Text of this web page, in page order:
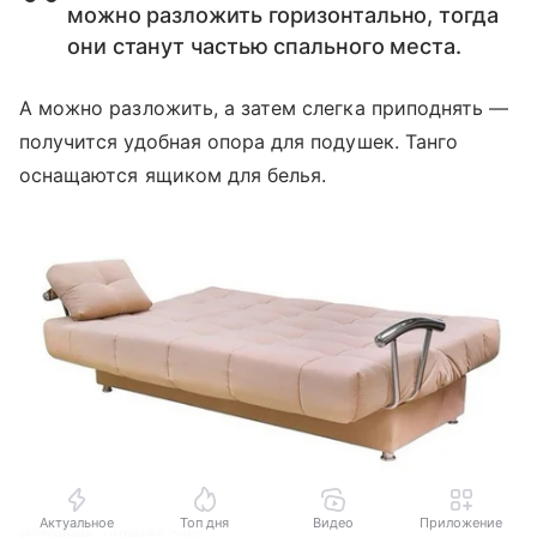
можно разложить горизонтально, тогда
они станут частью спального места.
А можно разложить, а затем слегка приподнять —
получится удобная опора для подушек. Танго
оснащаются ящиком для белья.
Актуальное Топ дня Видео Приложение